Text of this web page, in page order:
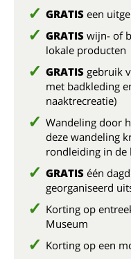
GRATIS een
GRATIS wijn- of
lokale producten
GRATIS gebruik
met badkleding
naaktrecreatie)
Wandeling door
deze wandeling
rondleiding in de
GRATIS één
georganiseerd
Korting op
Museum
Korting op een